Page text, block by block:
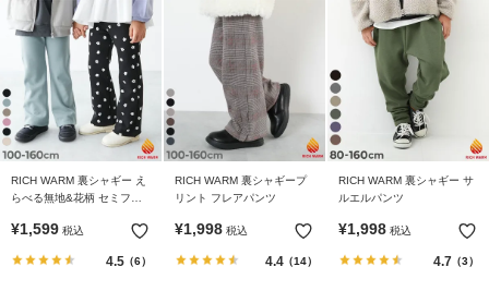
RICH WARM 裏シャギー え
らべる無地&花柄 セミフレ
¥1,599 税込
4.5（6）
RICH WARM 裏シャギープ
リント フレアパンツ
¥1,998 税込
4.4（14）
RICH WARM 裏シャギー サ
ルエルパンツ
¥1,998 税込
4.7 （3）